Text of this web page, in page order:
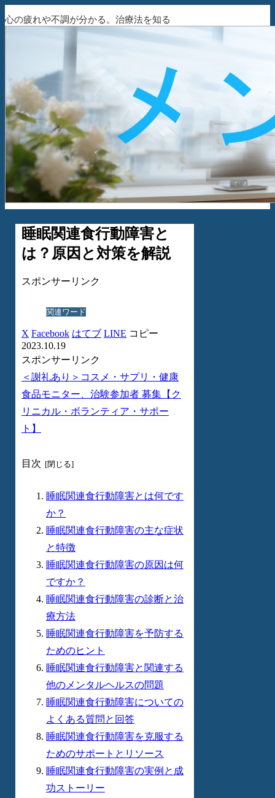
心の疲れや不調が分かる。治療法を知る
睡眠関連食行動障害と
は？原因と対策を解説
スポンサーリンク
関連ワード
X Facebook はてブ LINE コピー
2023.10.19
スポンサーリンク
＜謝礼あり＞コスメ・サプリ・健康
食品モニター、治験参加者 募集【ク
リニカル・ボランティア・サポー
ト】
目次
睡眠関連食行動障害とは何です
か？
睡眠関連食行動障害の主な症状
と特徴
睡眠関連食行動障害の原因は何
ですか？
睡眠関連食行動障害の診断と治
療方法
睡眠関連食行動障害を予防する
ためのヒント
睡眠関連食行動障害と関連する
他のメンタルヘルスの問題
睡眠関連食行動障害についての
よくある質問と回答
睡眠関連食行動障害を克服する
ためのサポートとリソース
睡眠関連食行動障害の実例と成
功ストーリー